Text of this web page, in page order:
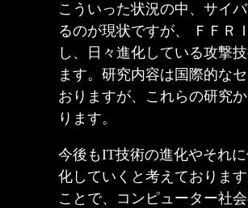
こういった状況の中、サイ
るのが現状ですが、 ＦＦＲ
し、日々進化している攻撃
ます。研究内容は国際的な
おりますが、これらの研究
ります。
今後もIT技術の進化やそれ
化していくと考えておりま
ことで、コンピューター社